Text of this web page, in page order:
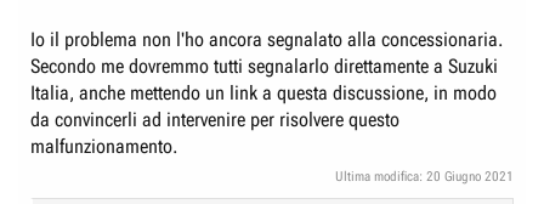
Io il problema non l'ho ancora segnalato alla concessionaria.
Secondo me dovremmo tutti segnalarlo direttamente a Suzuki
Italia, anche mettendo un link a questa discussione, in modo
da convincerli ad intervenire per risolvere questo
malfunzionamento.
Ultima modifica: 20 Giugno 2021